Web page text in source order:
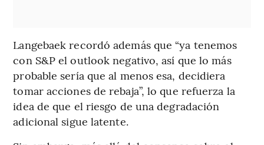
Langebaek recordó además que “ya tenemos
con S&P el outlook negativo, así que lo más
probable sería que al menos esa, decidiera
tomar acciones de rebaja”, lo que refuerza la
idea de que el riesgo de una degradación
adicional sigue latente.